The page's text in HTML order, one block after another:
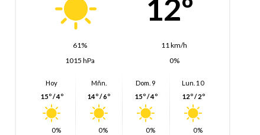
12º
61%
11 km/h
1015 hPa
0%
Hoy
15º / 4º
0%
Mñn.
14º / 6º
0%
Dom. 9
15º / 4º
0%
Lun. 10
12º / 2º
0%